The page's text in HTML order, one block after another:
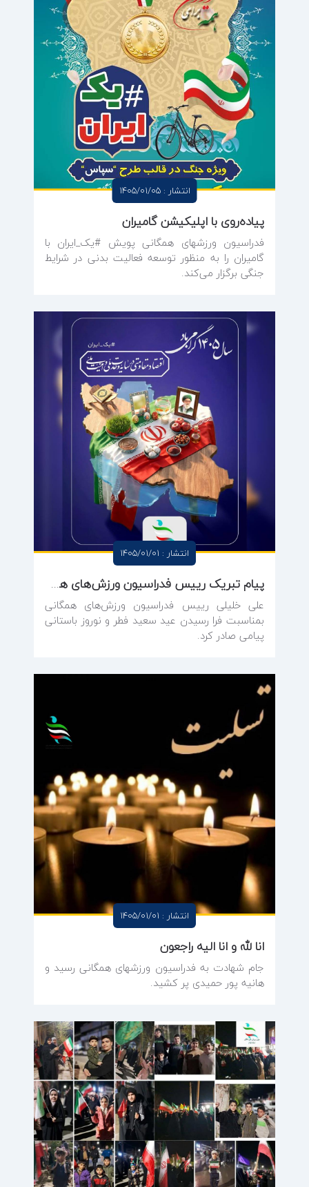
انتشار : 1405/01/05
پیاده‌روی با اپلیکیشن گامیران
فدراسیون ورزشهای همگانی پویش #یک_ایران با
گامیران را به منظور توسعه فعالیت بدنی در شرایط
جنگی برگزار می‌کند.
انتشار : 1405/01/01
پیام تبریک رییس فدراسیون ورزش‌های همگانی به مناسبت عید فطر و عید نوروز ۱۴۰۵
علی خلیلی رییس فدراسیون ورزش‌های همگانی
بمناسبت فرا رسیدن عید سعید فطر و نوروز باستانی
پیامی صادر کرد.
انتشار : 1405/01/01
انا لله و انا الیه راجعون
جام شهادت به فدراسیون ورزشهای همگانی رسید و
هانیه پور حمیدی پر کشید.